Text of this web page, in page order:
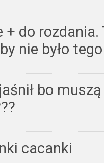
+ do
nie było
bo
cacanki